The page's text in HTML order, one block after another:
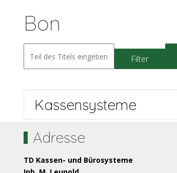
Bon
Filter
Kassensysteme
Adresse
TD Kassen- und Bürosysteme